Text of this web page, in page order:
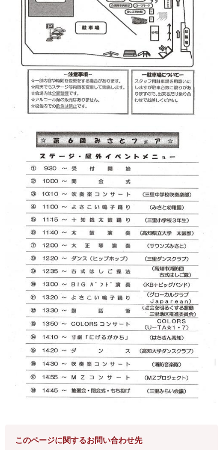
このページに関するお問い合わせ先